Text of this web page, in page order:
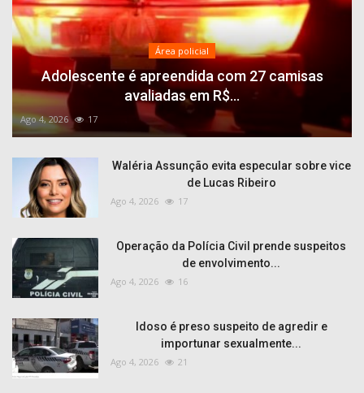
Área policial
Adolescente é apreendida com 27 camisas
avaliadas em R$...
Ago 4, 2026 17
Waléria Assunção evita especular sobre vice
de Lucas Ribeiro
Ago 4, 2026 17
Operação da Polícia Civil prende suspeitos
de envolvimento...
Ago 4, 2026 16
Idoso é preso suspeito de agredir e
importunar sexualmente...
Ago 4, 2026 21